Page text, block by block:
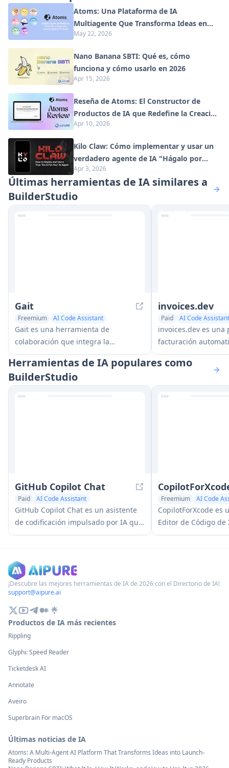
Atoms: Una Plataforma de IA
Multiagente Que Transforma Ideas en
Productos Listos para Lanzar
May 22, 2026
Nano Banana SBTI: Qué es, cómo
funciona y cómo usarlo en 2026
Apr 15, 2026
Reseña de Atoms: El Constructor de
Productos de IA que Redefine la Creación
Digital en 2026
Apr 10, 2026
Kilo Claw: Cómo implementar y usar un
verdadero agente de IA "Hágalo por
usted" (Actualización 2026)
Apr 3, 2026
Últimas herramientas de IA similares a
BuilderStudio
Gait
Freemium
AI Code Assistant
AI Team Collaboration
Gait es una herramienta de
colaboración que integra la
generación de código asistido por IA
con el control de versiones,
permitiendo a los equipos rastrear,
invoices.dev
Paid
AI Code Assistant
AI Developer Tools
invoices.dev es una
facturación
facturas
de Git de los
Herramientas de IA populares como
BuilderStudio
GitHub Copilot Chat
Paid
AI Code Assistant
AI Code Generator
AI Developer Tools
GitHub Copilot Chat es un asistente
de codificación impulsado por IA que
proporciona interacciones en
código en tiempo real y soporte
contextual directamente dentro de
los IDEs compatibles y GitHub.com.
Freemium
AI Code
AI Code Generator
AI
CopilotForXcode es
Editor de Código de
integra GitHub
funcionalidad de
¡Descubre las mejores herramientas de IA de 2026 con el Directorio de IA!
support@aipure.ai
Productos de IA más recientes
Rippling
Glyphi: Speed Reader
Ticketdesk AI
Annotate
Aveiro
Superbrain For macOS
Últimas noticias de IA
Atoms: A Multi-Agent AI Platform That Transforms Ideas into Launch-
Ready Products